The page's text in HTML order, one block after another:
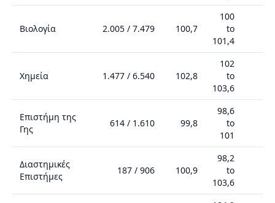
Βιολογία 2.005 / 7.479 100,7
100
to
101,4
Χημεία 1.477 / 6.540 102,8
102
to
103,6
Επιστήμη της
Γης
614 / 1.610 99,8
98,6
to
101
Διαστημικές
Επιστήμες
187 / 906 100,9
98,2
to
103,6